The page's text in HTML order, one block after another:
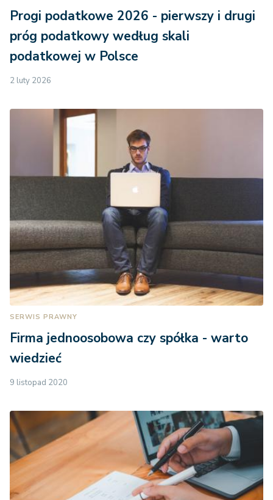
Progi podatkowe 2026 - pierwszy i drugi
próg podatkowy według skali
podatkowej w Polsce
2 luty 2026
SERWIS PRAWNY
Firma jednoosobowa czy spółka - warto
wiedzieć
9 listopad 2020